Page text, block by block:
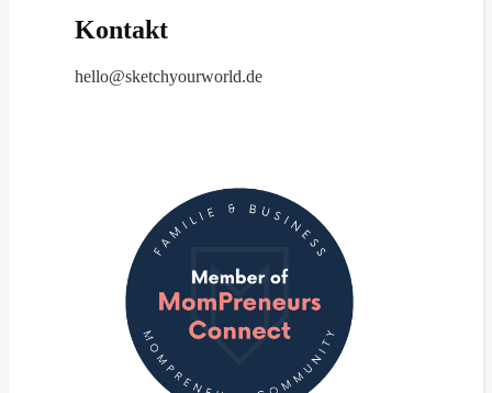
Kontakt
hello@sketchyourworld.de